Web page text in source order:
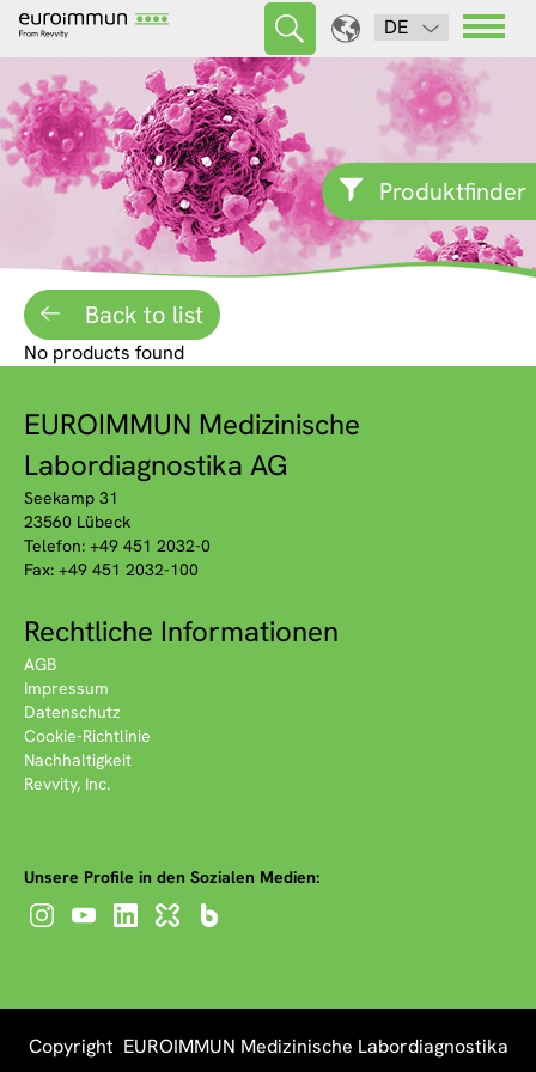
DE
Produktfinder
Back to list
No products found
EUROIMMUN Medizinische
Labordiagnostika AG
Seekamp 31
23560 Lübeck
Telefon: +49 451 2032-0
Fax: +49 451 2032-100
Rechtliche Informationen
AGB
Impressum
Datenschutz
Cookie-Richtlinie
Nachhaltigkeit
Revvity, Inc.
Unsere Profile in den Sozialen Medien:
Copyright EUROIMMUN Medizinische Labordiagnostika